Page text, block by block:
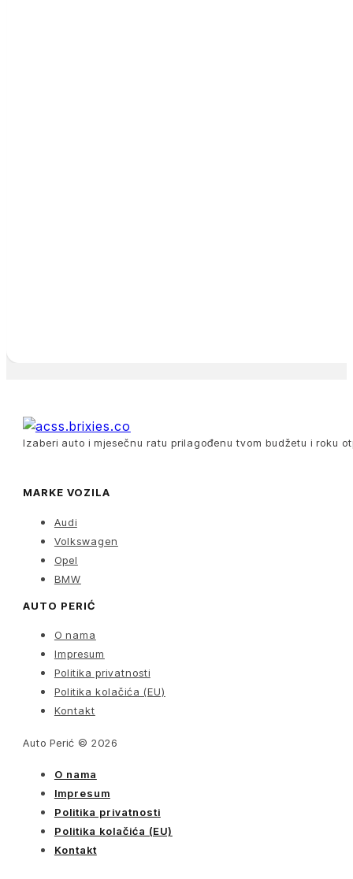
Izaberi auto i mjesečnu ratu prilagođenu tvom budžetu i roku
MARKE VOZILA
Audi
Volkswagen
Opel
BMW
AUTO PERIĆ
O nama
Impresum
Politika privatnosti
Politika kolačića (EU)
Kontakt
Auto Perić © 2026
O nama
Impresum
Politika privatnosti
Politika kolačića (EU)
Kontakt